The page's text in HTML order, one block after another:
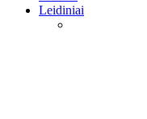
Leidiniai